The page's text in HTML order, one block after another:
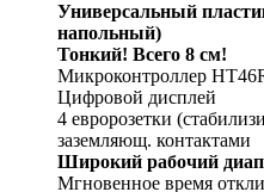
Универсальный
напольный)
Тонкий! Всего 8 см!
Микроконтроллер
Цифровой дисплей
4 евророзетки
заземляющ. контактами
Широкий рабочий
Мгновенное время